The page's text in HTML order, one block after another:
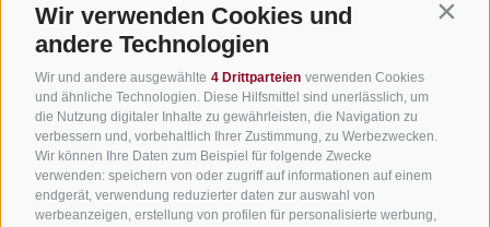
Wir verwenden Cookies und
andere Technologien
Wir und andere ausgewählte 4 Drittparteien verwenden Cookies
und ähnliche Technologien. Diese Hilfsmittel sind unerlässlich, um
die Nutzung digitaler Inhalte zu gewährleisten, die Navigation zu
verbessern und, vorbehaltlich Ihrer Zustimmung, zu Werbezwecken.
Wir können Ihre Daten zum Beispiel für folgende Zwecke
verwenden: speichern von oder zugriff auf informationen auf einem
endgerät, verwendung reduzierter daten zur auswahl von
werbeanzeigen, erstellung von profilen für personalisierte werbung,
Schwierigkeit
mittel
Gesamtschwierigkeit
mittel
Abgeleitet aus der technischen Schwierigkeit und der
Fitnessanforderung.
Strecke
8,5 km